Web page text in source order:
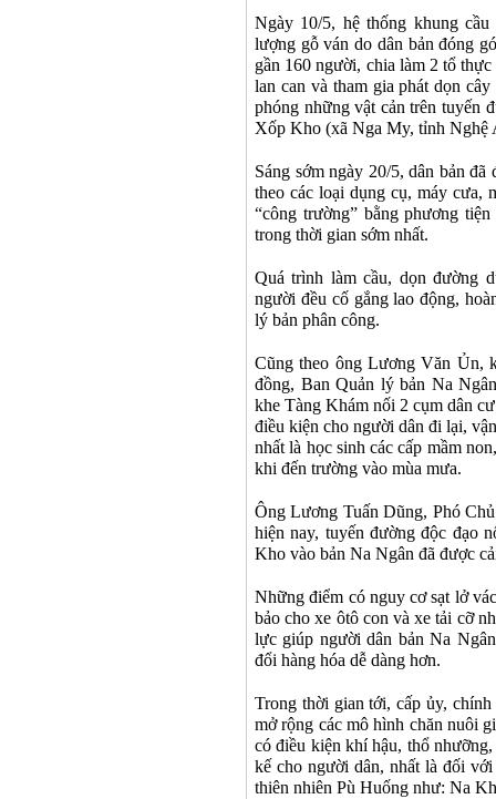
Ngày 10/5, hệ thống khung
lượng gỗ ván do dân bản đóng
gần 160 người, chia làm 2 tổ
lan can và tham gia phát dọn
phóng những vật cản trên tuyến
Xốp Kho (xã Nga My, tỉnh Nghệ
Sáng sớm ngày 20/5, dân bản
theo các loại dụng cụ, máy cưa,
“công trường” bằng phương
trong thời gian sớm nhất.
Quá trình làm cầu, dọn đường
người đều cố gắng lao động,
lý bản phân công.
Cũng theo ông Lương Văn Ủn,
đồng, Ban Quản lý bản Na
khe Tàng Khám nối 2 cụm dân
điều kiện cho người dân đi lại,
nhất là học sinh các cấp mầm
khi đến trường vào mùa mưa.
Ông Lương Tuấn Dũng, Phó
hiện nay, tuyến đường độc đạo
Kho vào bản Na Ngân đã được
Những điểm có nguy cơ sạt lở
bảo cho xe ôtô con và xe tải cỡ
lực giúp người dân bản Na
đổi hàng hóa dễ dàng hơn.
Trong thời gian tới, cấp ủy,
mở rộng các mô hình chăn nuôi
có điều kiện khí hậu, thổ
kế cho người dân, nhất là đối
thiên nhiên Pù Huống như: Na